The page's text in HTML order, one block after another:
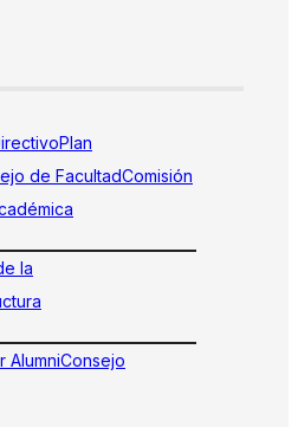
Plan
de FacultadComisión
la
AlumniConsejo